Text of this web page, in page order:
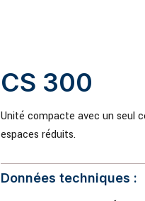
CS 300
Unité compacte avec un seul
espaces réduits.
Données techniques :